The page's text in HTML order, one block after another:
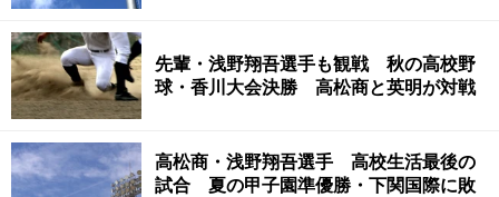
先輩・浅野翔吾選手も観戦 秋の高校野
球・香川大会決勝 高松商と英明が対戦
高松商・浅野翔吾選手 高校生活最後の
試合 夏の甲子園準優勝・下関国際に敗